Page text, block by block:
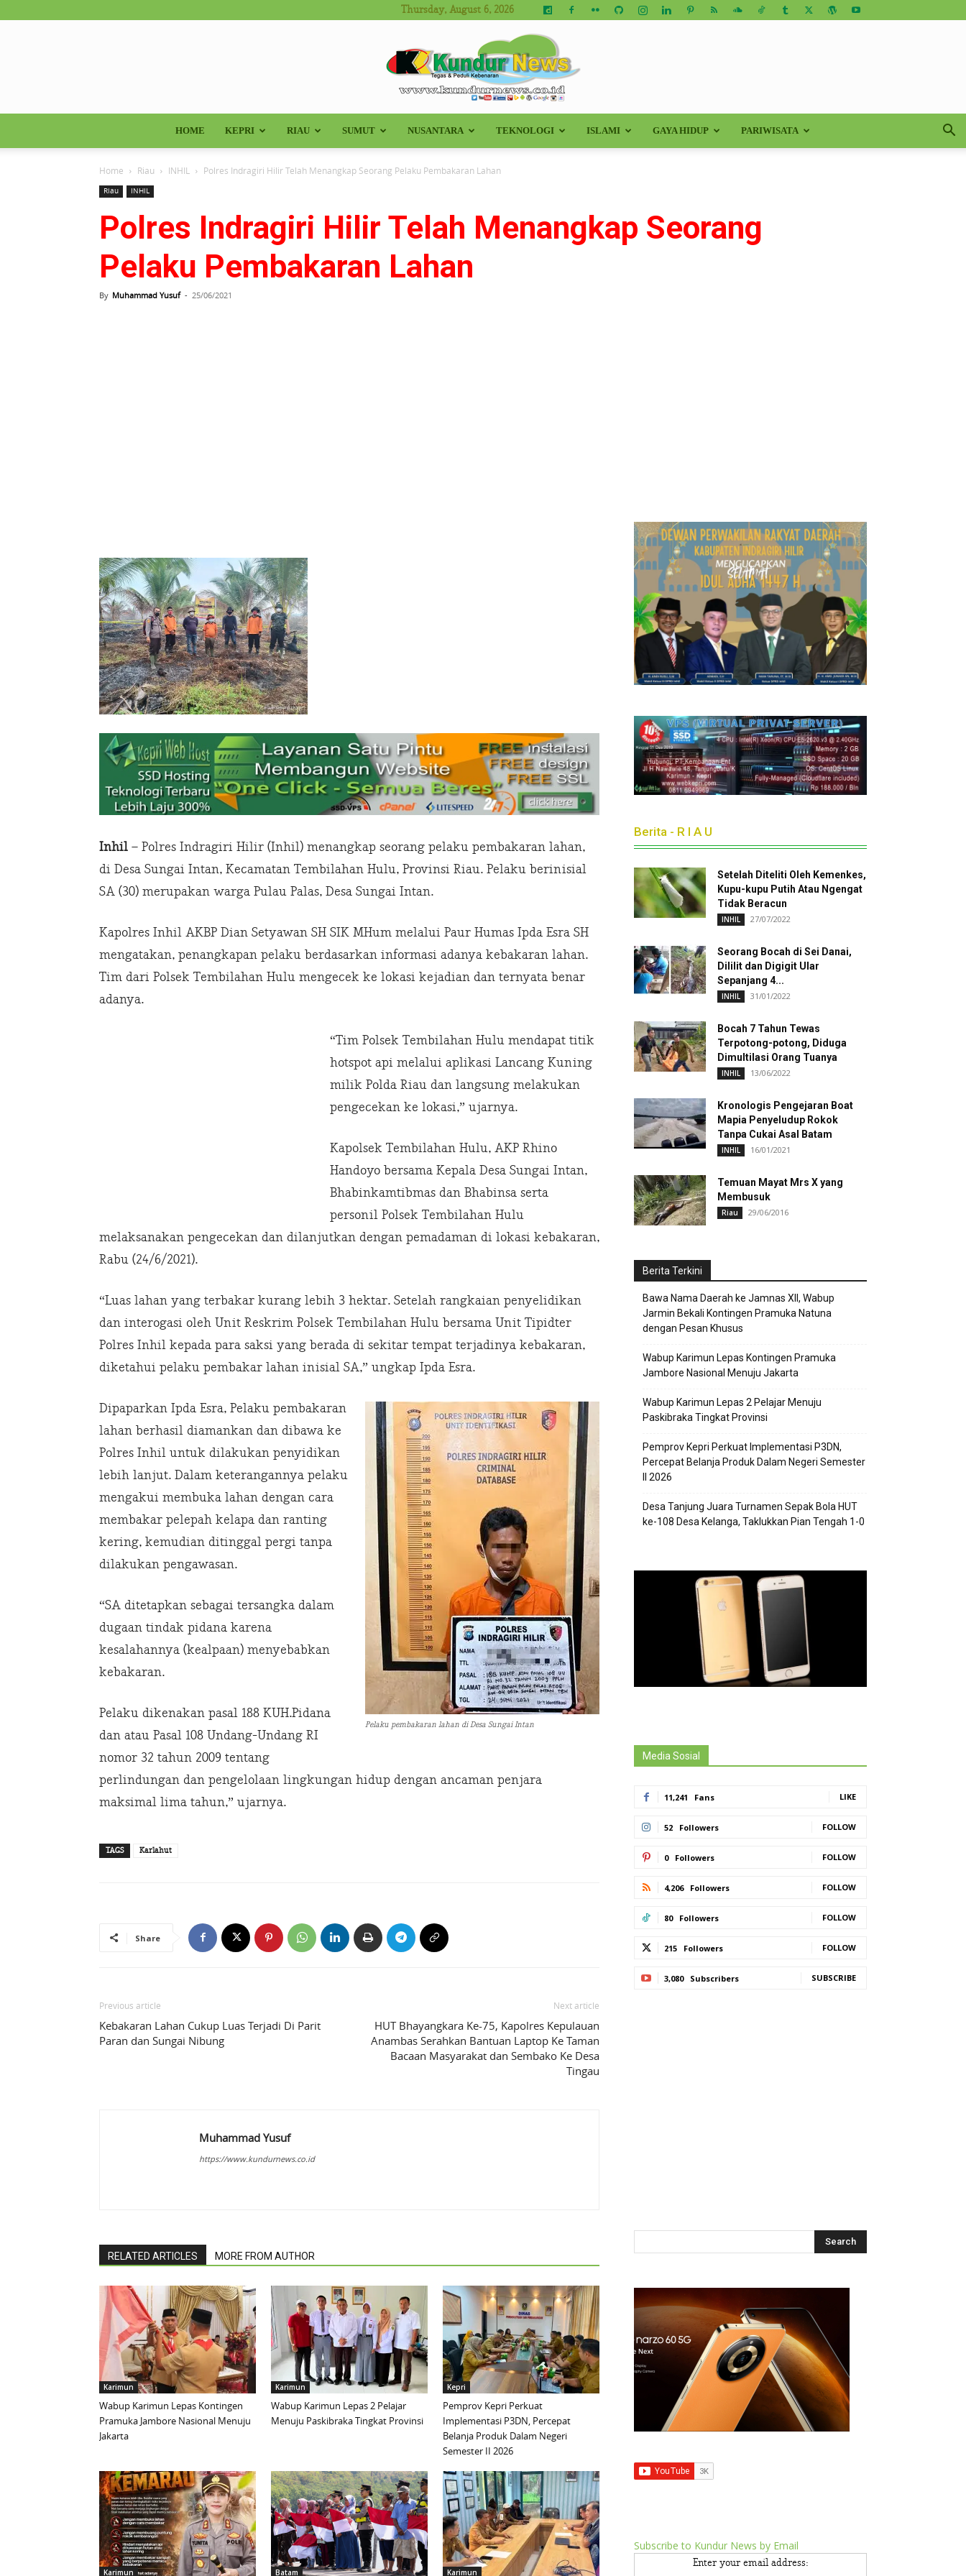
Thursday, August 6, 2026
Kundur
News
HOME KEPRI RIAU SUMUT NUSANTARA TEKNOLOGI ISLAMI GAYA HIDUP PARIWISATA
Home Riau INHIL Polres Indragiri Hilir Telah Menangkap Seorang Pelaku Pembakaran Lahan
Riau INHIL
Polres Indragiri Hilir Telah Menangkap Seorang
Pelaku Pembakaran Lahan
By Muhammad Yusuf - 25/06/2021
Inhil – Polres Indragiri Hilir (Inhil) menangkap seorang pelaku pembakaran lahan,
di Desa Sungai Intan, Kecamatan Tembilahan Hulu, Provinsi Riau. Pelaku berinisial
SA (30) merupakan warga Pulau Palas, Desa Sungai Intan.
Kapolres Inhil AKBP Dian Setyawan SH SIK MHum melalui Paur Humas Ipda Esra SH
mengatakan, penangkapan pelaku berdasarkan informasi adanya kebakaran lahan.
Tim dari Polsek Tembilahan Hulu mengecek ke lokasi kejadian dan ternyata benar
adanya.
“Tim Polsek Tembilahan Hulu mendapat titik
hotspot api melalui aplikasi Lancang Kuning
milik Polda Riau dan langsung melakukan
pengecekan ke lokasi,” ujarnya.
Kapolsek Tembilahan Hulu, AKP Rhino
Handoyo bersama Kepala Desa Sungai Intan,
Bhabinkamtibmas dan Bhabinsa serta
personil Polsek Tembilahan Hulu
melaksanakan pengecekan dan dilanjutkan dengan pemadaman di lokasi kebakaran,
Rabu (24/6/2021).
“Luas lahan yang terbakar kurang lebih 3 hektar. Setelah rangkaian penyelidikan
dan interogasi oleh Unit Reskrim Polsek Tembilahan Hulu bersama Unit Tipidter
Polres Inhil kepada para saksi yang berada di sekitar tempat terjadinya kebakaran,
diketahui pelaku pembakar lahan inisial SA,” ungkap Ipda Esra.
Pelaku pembakaran lahan di Desa Sungai Intan
Dipaparkan Ipda Esra, Pelaku pembakaran
lahan berhasil diamankan dan dibawa ke
Polres Inhil untuk dilakukan penyidikan
lebih lanjut. Dalam keterangannya pelaku
mengakui membuka lahan dengan cara
membakar pelepah kelapa dan ranting
kering, kemudian ditinggal pergi tanpa
dilakukan pengawasan.
“SA ditetapkan sebagai tersangka dalam
dugaan tindak pidana karena
kesalahannya (kealpaan) menyebabkan
kebakaran.
Pelaku dikenakan pasal 188 KUH.Pidana
dan atau Pasal 108 Undang-Undang RI
nomor 32 tahun 2009 tentang
perlindungan dan pengelolaan lingkungan hidup dengan ancaman penjara
maksimal lima tahun,” ujarnya.
TAGS Karlahut
Share
Previous article
Kebakaran Lahan Cukup Luas Terjadi Di Parit
Paran dan Sungai Nibung
Next article
HUT Bhayangkara Ke-75, Kapolres Kepulauan
Anambas Serahkan Bantuan Laptop Ke Taman
Bacaan Masyarakat dan Sembako Ke Desa
Tingau
Muhammad Yusuf
https://www.kundurnews.co.id
RELATED ARTICLES MORE FROM AUTHOR
Karimun
Wabup Karimun Lepas Kontingen
Pramuka Jambore Nasional Menuju
Jakarta
Karimun
Wabup Karimun Lepas 2 Pelajar
Menuju Paskibraka Tingkat Provinsi
Kepri
Pemprov Kepri Perkuat
Implementasi P3DN, Percepat
Belanja Produk Dalam Negeri
Semester II 2026
Karimun Batam Karimun
Berita - R I A U
Setelah Diteliti Oleh Kemenkes,
Kupu-kupu Putih Atau Ngengat
Tidak Beracun
INHIL 27/07/2022
Seorang Bocah di Sei Danai,
Dililit dan Digigit Ular
Sepanjang 4...
INHIL 31/01/2022
Bocah 7 Tahun Tewas
Terpotong-potong, Diduga
Dimultilasi Orang Tuanya
INHIL 13/06/2022
Kronologis Pengejaran Boat
Mapia Penyeludup Rokok
Tanpa Cukai Asal Batam
INHIL 16/01/2021
Temuan Mayat Mrs X yang
Membusuk
Riau 29/06/2016
Berita Terkini
Bawa Nama Daerah ke Jamnas XII, Wabup
Jarmin Bekali Kontingen Pramuka Natuna
dengan Pesan Khusus
Wabup Karimun Lepas Kontingen Pramuka
Jambore Nasional Menuju Jakarta
Wabup Karimun Lepas 2 Pelajar Menuju
Paskibraka Tingkat Provinsi
Pemprov Kepri Perkuat Implementasi P3DN,
Percepat Belanja Produk Dalam Negeri Semester
II 2026
Desa Tanjung Juara Turnamen Sepak Bola HUT
ke-108 Desa Kelanga, Taklukkan Pian Tengah 1-0
Media Sosial
11,241 Fans LIKE
52 Followers FOLLOW
0 Followers FOLLOW
4,206 Followers FOLLOW
80 Followers FOLLOW
215 Followers FOLLOW
3,080 Subscribers SUBSCRIBE
Subscribe to Kundur News by Email
Enter your email address: